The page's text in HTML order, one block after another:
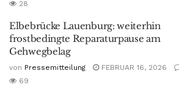
28
Elbebrücke Lauenburg: weiterhin
frostbedingte Reparaturpause am
Gehwegbelag
von Pressemitteilung FEBRUAR 16, 2026
69